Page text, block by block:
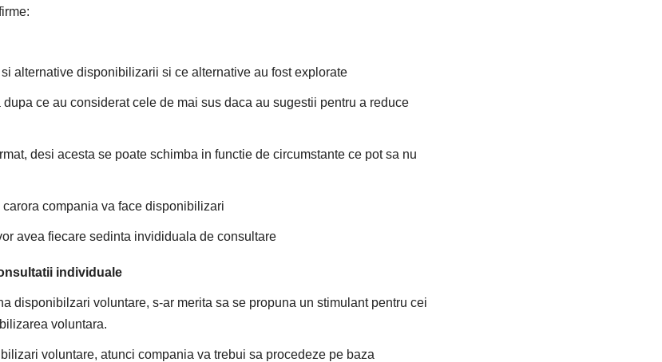
alternative disponibilizarii si ce alternative au fost explorate
ce au considerat cele de mai sus daca au sugestii pentru a reduce
desi acesta se poate schimba in functie de circumstante ce pot sa nu
compania va face disponibilizari
avea fiecare sedinta invididuala de consultare
individuale
disponibilzari voluntare, s-ar merita sa se propuna un stimulant pentru cei
voluntara.
voluntare, atunci compania va trebui sa procedeze pe baza